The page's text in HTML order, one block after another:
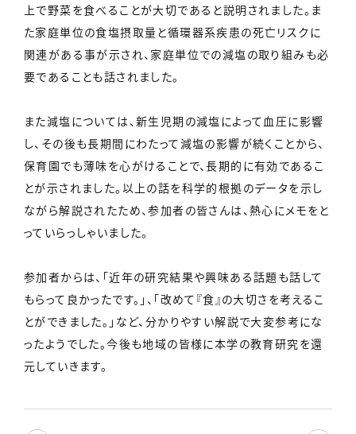
上で野菜を食べることが大切であると説明されました。ま
た家庭単位の食塩摂取量と循環器系疾患の死亡リスクに
関連がある事が示され、家庭単位での減塩の取り組みも必
要であることも話されました。
また減塩については、新生児期の減塩によって血圧に影響
し、その後も長期間にわたって減塩の影響が続くことから、
保育園でも薄味を心がけることで、長期的に有効であるこ
とが示されました。以上の話を科学的根拠のデータを示し
ながら解説されたため、参加者の皆さんは、熱心にメモをと
っていらっしゃいました。
参加者からは、「近年の研究結果や興味ある話題も話して
もらって良かったです。」、「改めて『食』の大切さを考えるこ
とができました。」など、分かりやすい解説で大変参考にな
ったようでした。今後も地域の皆様に本学の教育研究を還
元していきます。